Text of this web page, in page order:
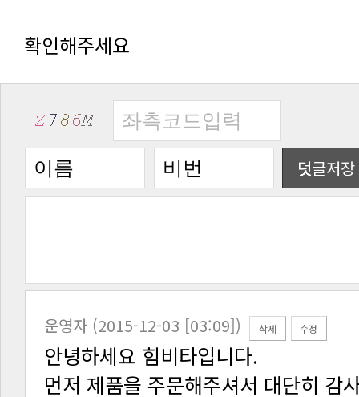
확인해주세요
덧글저장
운영자 (2015-12-03 [03:09]) 삭제 수정
안녕하세요 힘비타입니다.
먼저 제품을 주문해주셔서 대단히 감